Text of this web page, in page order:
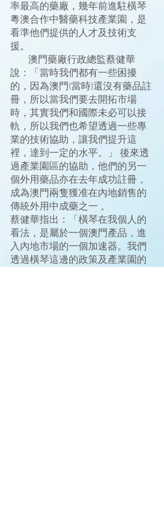
率最高的藥廠，幾年前進駐橫琴
粵澳合作中醫藥科技產業園，是
看準他們提供的人才及技術支
援。
澳門藥廠行政總監蔡健華
說：「當時我們都有一些困擾
的，因為澳門(當時)還沒有藥品註
冊，所以當我們要去開拓市場
時，其實我們和國際未必可以接
軌，所以我們也希望透過一些專
業的技術協助，讓我們提升這
裡，達到一定的水平。」 後來透
過產業園區的協助，他們的另一
個外用藥品亦在去年成功註冊，
成為澳門兩隻獲准在內地銷售的
傳統外用中成藥之一 。
蔡健華指出：「橫琴在我個人的
看法，是屬於一個澳門產品，進
入內地市場的一個加速器。我們
透過橫琴這邊的政策及產業園的